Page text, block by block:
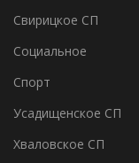
Разное
Свирицкое СП
Социальное
Спорт
Усадищенское СП